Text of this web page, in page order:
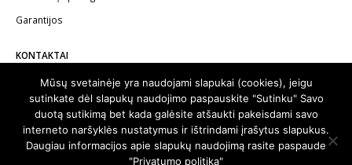
Garantijos
KONTAKTAI
Telefonas:+370 602 62622
El.paštas: info@autodalykai.lt
Mūsų svetainėje yra naudojami slapukai (cookies), jeigu
sutinkate dėl slapukų naudojimo paspauskite "Sutinku" Savo
duotą sutikimą bet kada galėsite atšaukti pakeisdami savo
interneto naršyklės nustatymus ir ištrindami įrašytus slapukus.
Daugiau informacijos apie slapukų naudojimą rasite paspaude
"Privatumo politika"